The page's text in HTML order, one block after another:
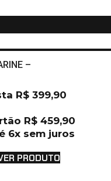
–
R$ 399,90
R$459,90
6x sem juros
PRODUTO